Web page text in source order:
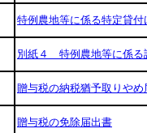
特例農地等に係る特定貸
別紙４ 特例農地等に係る
贈与税の納税猶予取りやめ
贈与税の免除届出書